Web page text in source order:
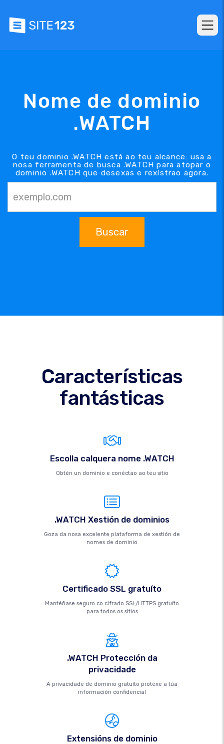
Nome de dominio
.WATCH
O teu dominio .WATCH está ao teu alcance: usa a
nosa ferramenta de busca .WATCH para atopar o
dominio .WATCH que desexas e rexístrao agora.
Buscar
Características
fantásticas
Escolla calquera nome .WATCH
Obtén un dominio e conéctao ao teu sitio
.WATCH Xestión de dominios
Goza da nosa excelente plataforma de xestión de
nomes de dominio
Certificado SSL gratuíto
Mantéñase seguro co cifrado SSL/HTTPS gratuíto
para todos os sitios
.WATCH Protección da
privacidade
A privacidade de dominio gratuíto protexe a túa
información confidencial
Extensións de dominio